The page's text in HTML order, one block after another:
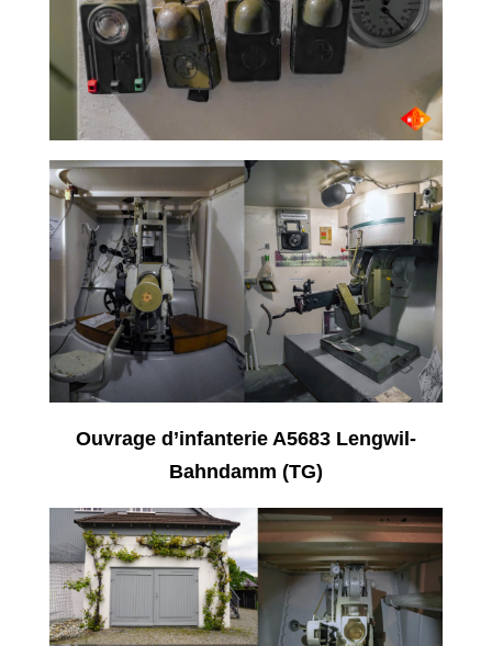
Ouvrage d’infanterie A5683 Lengwil-
Bahndamm (TG)